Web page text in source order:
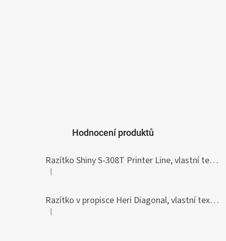
Hodnocení produktů
Razítko Shiny S-308T Printer Line, vlastní text 45 x 10 mm
Hodnocení produktu je 5 z 5 hvězdiček.
|
Razítko v propisce Heri Diagonal, vlastní text 33 x 8,7 mm
Hodnocení produktu je 5 z 5 hvězdiček.
|